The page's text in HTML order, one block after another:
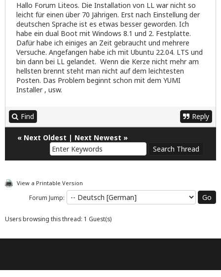
Hallo Forum Liteos. Die Installation von LL war nicht so
leicht für einen über 70 Jährigen. Erst nach Einstellung der
deutschen Sprache ist es etwas besser geworden. Ich
habe ein dual Boot mit Windows 8.1 und 2. Festplatte.
Dafür habe ich einiges an Zeit gebraucht und mehrere
Versuche. Angefangen habe ich mit Ubuntu 22.04. LTS und
bin dann bei LL gelandet. Wenn die Kerze nicht mehr am
hellsten brennt steht man nicht auf dem leichtesten
Posten. Das Problem beginnt schon mit dem YUMI
Installer , usw.
Find Reply
« Next Oldest | Next Newest »
View a Printable Version
Forum Jump:
Users browsing this thread: 1 Guest(s)